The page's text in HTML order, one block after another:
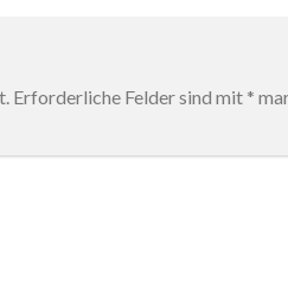
Erforderliche Felder sind mit *